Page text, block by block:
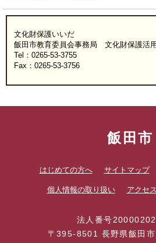
文化財保護いいだ
飯田市教育委員会事務局 文化財保護活
Tel：0265-53-3755
Fax：0265-53-3756
飯田市
はじめての方へ サイトマップ
個人情報の取り扱い アクセス
法人番号
〒395-8501 長野県飯田